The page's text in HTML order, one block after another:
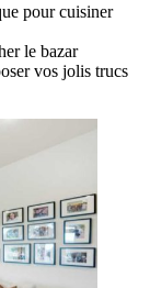
pour cuisiner
le bazar
vos jolis trucs